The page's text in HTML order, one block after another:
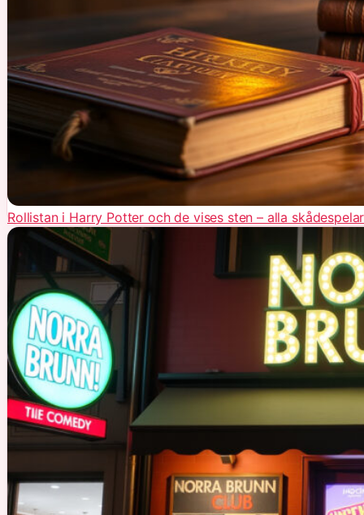
Rollistan i Harry Potter och de vises sten – alla